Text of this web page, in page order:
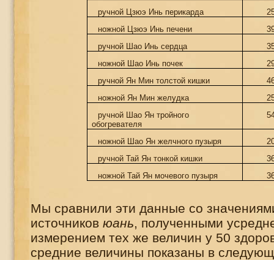
ручной Цзюэ Инь перикарда
ножной Цзюэ Инь печени
ручной Шао Инь сердца
ножной Шао Инь почек
ручной Ян Мин толстой кишки
ножной Ян Мин желудка
ручной Шао Ян тройного
обогревателя
ножной Шао Ян желчного пузыря
ручной Тай Ян тонкой кишки
ножной Тай Ян мочевого пузыря
Мы сравнили эти данные со
источников юань, полученными
измерением тех же величин у 50
средние величины показаны в